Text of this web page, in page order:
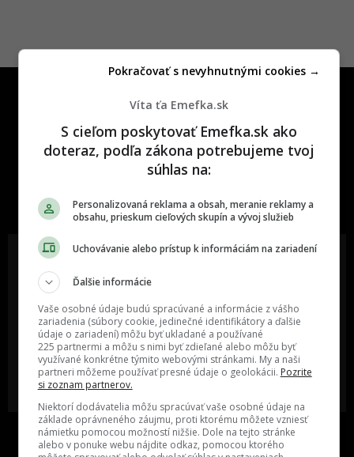
a
One time najzábavnejšie miesto na
najzabávnejšie miesto na svete
Oslov reklamou viac ako milión
ľudí v rôznych vekových
kategóriách a na rôznych
sociálnych sieťach a nakopni svoj
biznis alebo produkt.
MÁM ZÁUJEM O
SPOLUPRÁCU
poznáš niekoho, o kom by sme
mali určite napísať?
POŠLI NÁM TIP NA ČLÁNOK
Víta ťa Emefka.sk
S cieľom poskytovať Emefka.sk ako
doteraz, podľa zákona potrebujeme tvoj
súhlas na:
Personalizovaná reklama a obsah, meranie reklamy a
obsahu, prieskum cieľových skupín a vývoj služieb
Uchovávanie alebo prístup k informáciám na zariadení
Ďalšie informácie
Vaše osobné údaje budú spracúvané a informácie z vášho
zariadenia (súbory cookie, jedinečné identifikátory a ďalšie
údaje o zariadení) môžu byť ukladané a používané
225 partnermi a môžu s nimi byť zdieľané alebo môžu byť
využívané konkrétne týmito webovými stránkami. My a naši
partneri môžeme používať presné údaje o geolokácii. Pozrite
si zoznam partnerov.
Niektorí dodávatelia môžu spracúvať vaše osobné údaje na
základe oprávneného záujmu, proti ktorému môžete vzniesť
námietku pomocou možností nižšie. Dole na tejto stránke
alebo v ponuke webu nájdite odkaz, pomocou ktorého
Pokračovať s nevyhnutnými cookies →